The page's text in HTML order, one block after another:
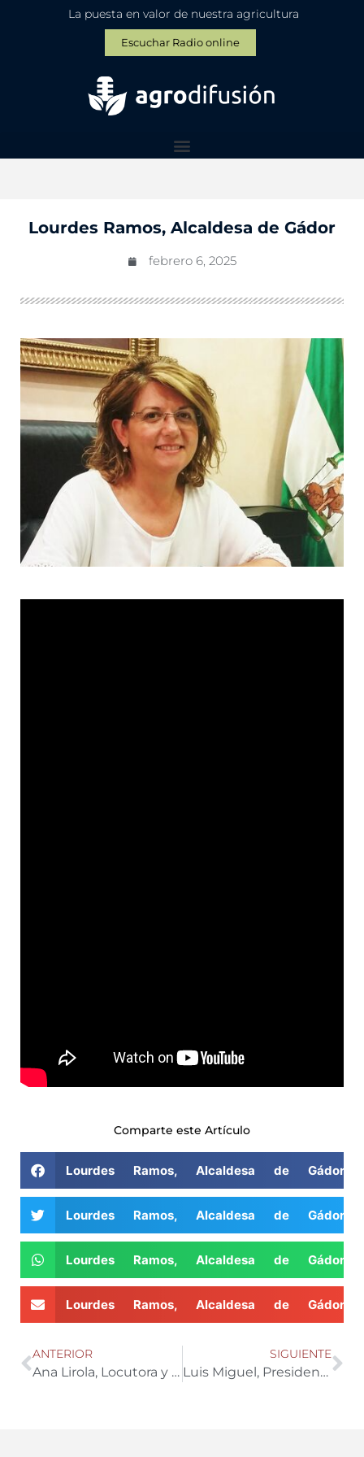
La puesta en valor de nuestra agricultura
Escuchar Radio online
Lourdes Ramos, Alcaldesa de Gádor
febrero 6, 2025
Comparte este Artículo
Lourdes Ramos, Alcaldesa de Gádor
Lourdes Ramos, Alcaldesa de Gádor
Lourdes Ramos, Alcaldesa de Gádor
Lourdes Ramos, Alcaldesa de Gádor
ANTERIOR
Ana Lirola, Locutora y Redactora de AgroRadio
SIGUIENTE
Luis Miguel, Presidente de COEXPAL